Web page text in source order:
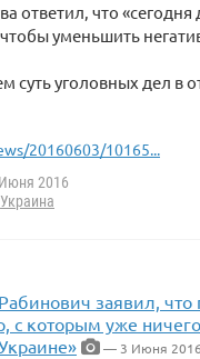
ответил, что
уменьшить
суть уголовных дел
20160603/10165...
2016
Украина
заявил,
с которым уже
— 3 Июня 2016